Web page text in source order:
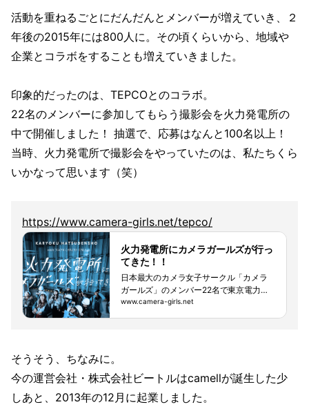
活動を重ねるごとにだんだんとメンバーが増えていき、２
年後の2015年には800人に。その頃くらいから、地域や
企業とコラボをすることも増えていきました。
印象的だったのは、TEPCOとのコラボ。
22名のメンバーに参加してもらう撮影会を火力発電所の
中で開催しました！ 抽選で、応募はなんと100名以上！
当時、火力発電所で撮影会をやっていたのは、私たちくら
いかなって思います（笑）
https://www.camera-girls.net/tepco/
火力発電所にカメラガールズが行っ
てきた！！
日本最大のカメラ女子サークル「カメラ
ガールズ」のメンバー22名で東京電力ホ
ールディングス（TEPCO）様のご協力の
www.camera-girls.net
そうそう、ちなみに。
今の運営会社・株式会社ビートルはcamellが誕生した少
しあと、2013年の12月に起業しました。